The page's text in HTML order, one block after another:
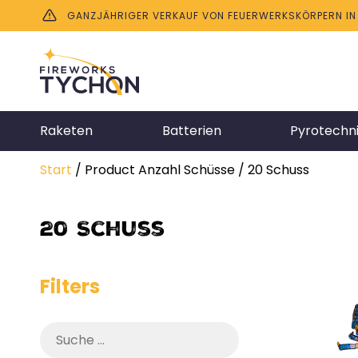
GANZJÄHRIGER VERKAUF VON FEUERWERKSKÖRPERN
Raketen Batterien
Start / Product Anzahl Schüsse / 20 Schuss
20 Schuss
Filters